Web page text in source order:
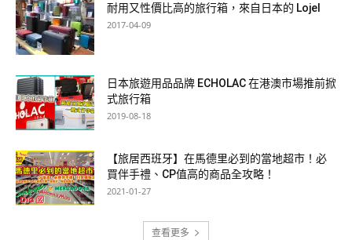
耐用又性價比高的旅行箱，來自日本的 Lojel
2017-04-09
日本旅遊用品品牌 ECHOLAC 在港澳市場推前掀
式旅行箱
2019-08-18
【旅居西班牙】在馬德里必到的當地超市！必
買伴手禮、CP值高的商品全攻略！
2021-01-27
查看更多